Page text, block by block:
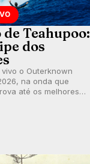
Teahupoo:
dos
o Outerknown
na onda que
até os melhores
mundo. E participe dos